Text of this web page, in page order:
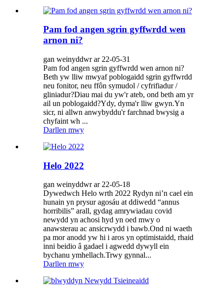
Pam fod angen sgrin gyffwrdd wen
arnon ni?
gan weinyddwr ar 22-05-31
Pam fod angen sgrin gyffwrdd wen arnon ni?
Beth yw lliw mwyaf poblogaidd sgrin gyffwrdd
neu fonitor, neu ffôn symudol / cyfrifiadur /
gliniadur?Diau mai du yw'r ateb, ond beth am yr
ail un poblogaidd?Ydy, dyma'r lliw gwyn.Yn
sicr, ni allwn anwybyddu'r farchnad bwysig a
chyfaint wh ...
Darllen mwy
Helo 2022
gan weinyddwr ar 22-05-18
Dywedwch Helo wrth 2022 Rydyn ni’n cael ein
hunain yn prysur agosáu at ddiwedd “annus
horribilis” arall, gydag amrywiadau covid
newydd yn achosi hyd yn oed mwy o
anawsterau ac ansicrwydd i bawb.Ond ni waeth
pa mor anodd yw hi i aros yn optimistaidd, rhaid
inni beidio â gadael i agwedd dywyll ein
bychanu ymhellach.Trwy gynnal...
Darllen mwy